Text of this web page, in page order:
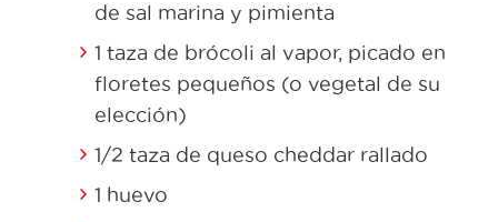
de sal marina y pimienta
1 taza de brócoli al vapor, picado en
floretes pequeños (o vegetal de su
elección)
1/2 taza de queso cheddar rallado
1 huevo